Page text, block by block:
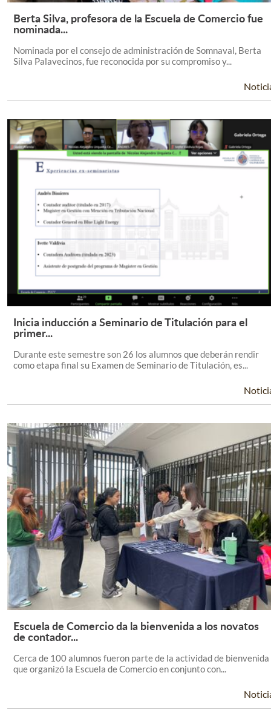
Leer Más +
Berta Silva, profesora de la Escuela de Comercio fue
nominada...
Nominada por el consejo de administración de Somnaval, Berta
Silva Palavecinos, fue reconocida por su compromiso y...
Leer Más +
Inicia inducción a Seminario de Titulación para el
primer...
Durante este semestre son 26 los alumnos que deberán rendir
como etapa final su Examen de Seminario de Titulación, es...
Leer Más +
Escuela de Comercio da la bienvenida a los novatos
de contador...
Cerca de 100 alumnos fueron parte de la actividad de bienvenida
que organizó la Escuela de Comercio en conjunto con...